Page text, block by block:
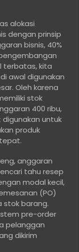
alokasi
dengan prinsip
bisnis, 40%
terbatas, kita
awal digunakan
Oleh karena
stok
400 ribu,
untuk
produk
anggaran
tahu resep
modal kecil,
(PO)
stok barang.
pre-order
pelanggan
dikirim